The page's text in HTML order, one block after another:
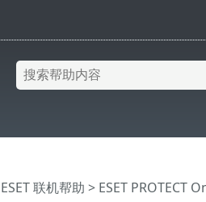
ESET 联机帮助 > ESET PROTECT